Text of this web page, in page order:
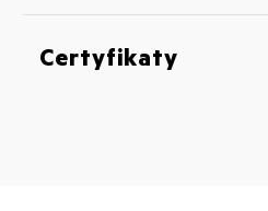
Certyfikaty